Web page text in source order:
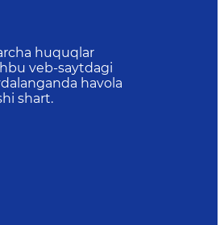
huquqlar
veb-saytdagi
havola
shart.